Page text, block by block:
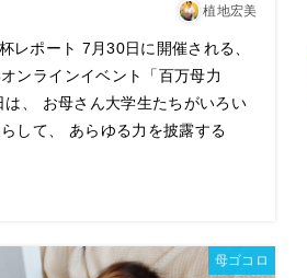
植地宏美
ポート 7月30日に開催される、
ンラインイベント「百万母力
は、 お母さん大学生たちがいろい
して、 あらゆる力を披露する
母ゴコロ